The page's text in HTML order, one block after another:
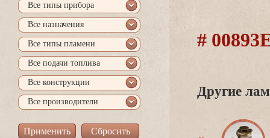
се типы прибора
се назначения
се типы пламени
се подачи топлива
се конструкции
се производители
#
Другие